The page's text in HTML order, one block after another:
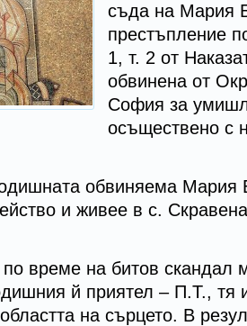
съда на Мария
престъпление
1, т. 2 от
обвинена от
София за
осъществено с
обвиняема Мария
и живее в с.
по време на битов скандал
й приятел – П.Т., тя
на сърцето. В